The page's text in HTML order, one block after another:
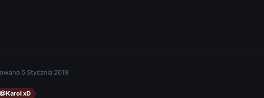
5 Stycznia 2019
@Karol xD